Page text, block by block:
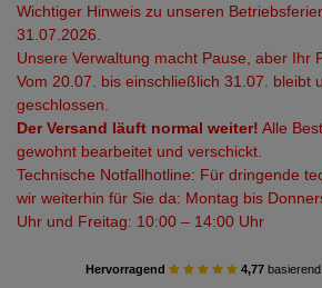
Wichtiger Hinweis zu unseren
31.07.2026.
Unsere Verwaltung macht Pause, aber Ihr
Vom 20.07. bis einschließlich 31.07. bleibt
geschlossen.
Der Versand läuft normal weiter! Alle
gewohnt bearbeitet und verschickt.
Technische Notfallhotline: Für dringende
wir weiterhin für Sie da: Montag bis
Uhr und Freitag: 10:00 – 14:00 Uhr
Hervorragend 4,77